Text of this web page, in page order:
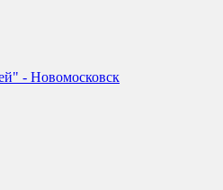
- Новомосковск